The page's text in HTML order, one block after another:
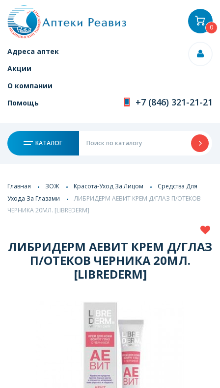
Адреса аптек
Акции
О компании
Помощь
+7 (846) 321-21-21
КАТАЛОГ
0
Главная ЗОЖ Красота-Уход За Лицом
Средства Для
Ухода За Глазами
ЛИБРИДЕРМ АЕВИТ КРЕМ Д/ГЛАЗ П/ОТЕКОВ
ЧЕРНИКА 20МЛ. [LIBREDERM]
ЛИБРИДЕРМ АЕВИТ КРЕМ Д/ГЛАЗ
П/ОТЕКОВ ЧЕРНИКА 20МЛ.
[LIBREDERM]